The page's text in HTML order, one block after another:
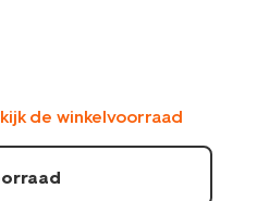
de winkelvoorraad